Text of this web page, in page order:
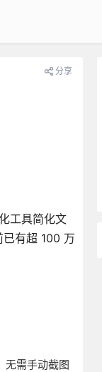
分享
工具简化文
有超 100 万
无需手动截图